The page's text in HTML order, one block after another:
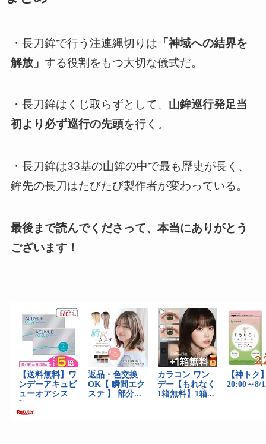
・長刀鉾で行う注連縄切りは 「神域への結界を
解放」 する役割をもつ大切な儀式だ。
・長刀鉾はくじ取らずとして、 山鉾巡行発足当
初より必ず巡行の先頭を行く。
・長刀鉾は33基の山鉾の中で最も歴史が長く、
鉾先の長刀はたびたび製作者が変わっている。
最後まで読んでくださって、本当にありがとう
ございます！